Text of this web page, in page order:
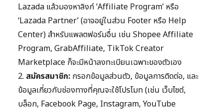
Lazada แล้วมองหาลิงก์ ‘Affiliate Program’ หรือ
‘Lazada Partner’ (อาจอยู่ในส่วน Footer หรือ Help
Center) สำหรับแพลตฟอร์มอื่น เช่น Shopee Affiliate
Program, GrabAffiliate, TikTok Creator
Marketplace ก็จะมีหน้าลงทะเบียนเฉพาะของตัวเอง
2. สมัครสมาชิก: กรอกข้อมูลส่วนตัว, ข้อมูลการติดต่อ, และ
ข้อมูลเกี่ยวกับช่องทางที่คุณจะใช้โปรโมท (เช่น เว็บไซต์,
บล็อก, Facebook Page, Instagram, YouTube